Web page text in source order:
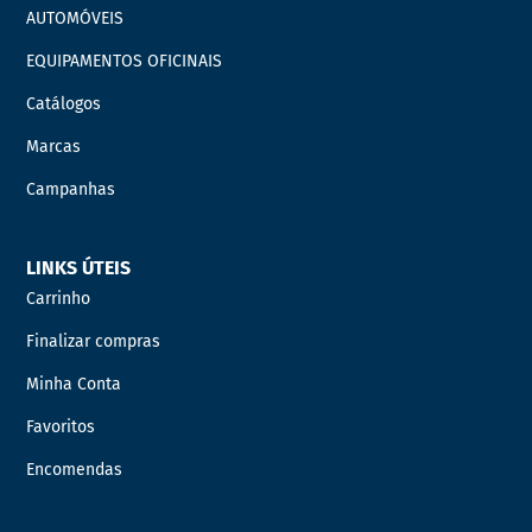
AUTOMÓVEIS
EQUIPAMENTOS OFICINAIS
Catálogos
Marcas
Campanhas
LINKS ÚTEIS
Carrinho
Finalizar compras
Minha Conta
Favoritos
Encomendas